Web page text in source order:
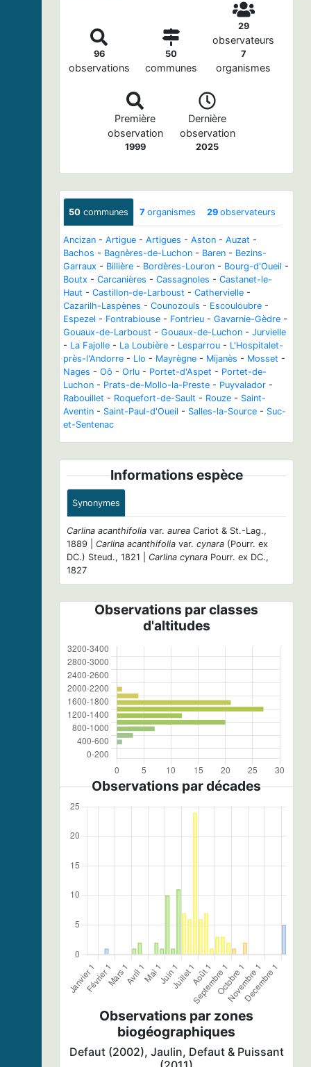
96
observations
50
communes
29
observateurs
7
organismes
Première
observation
1999
Dernière
observation
2025
50 communes 7 organismes 29 observateurs
Ancizan - Artigue - Artigues - Aston - Auzat -
Bachos - Bagnères-de-Luchon - Baren - Bezins-
Garraux - Billière - Bordères-Louron - Bourg-d'Oueil -
Boutx - Carcanières - Cassagnoles - Castanet-le-
Haut - Castillon-de-Larboust - Cathervielle -
Cazarilh-Laspènes - Counozouls - Escouloubre -
Espezel - Fontrabiouse - Fontrieu - Gavarnie-Gèdre -
Gouaux-de-Larboust - Gouaux-de-Luchon - Jurvielle
- La Fajolle - La Loubière - Lesparrou - L'Hospitalet-
près-l'Andorre - Llo - Mayrègne - Mijanès - Mosset -
Nages - Oô - Orlu - Portet-d'Aspet - Portet-de-
Luchon - Prats-de-Mollo-la-Preste - Puyvalador -
Rabouillet - Roquefort-de-Sault - Rouze - Saint-
Aventin - Saint-Paul-d'Oueil - Salles-la-Source - Suc-
et-Sentenac
Informations espèce
Synonymes
Carlina acanthifolia var. aurea Cariot & St.-Lag.,
1889 | Carlina acanthifolia var. cynara (Pourr. ex
DC.) Steud., 1821 | Carlina cynara Pourr. ex DC.,
1827
Observations par classes
d'altitudes
Observations par décades
Observations par zones
biogéographiques
Defaut (2002), Jaulin, Defaut & Puissant